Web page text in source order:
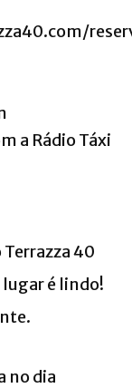
a Rádio Táxi
40
é lindo!
no dia